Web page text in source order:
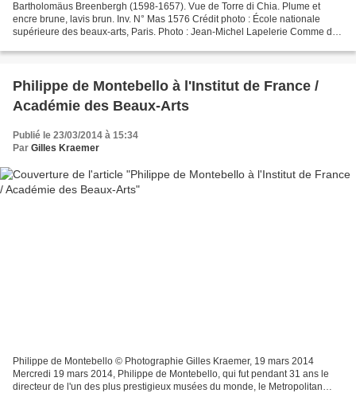
Bartholomäus Breenbergh (1598-1657). Vue de Torre di Chia. Plume et
encre brune, lavis brun. Inv. N° Mas 1576 Crédit photo : École nationale
supérieure des beaux-arts, Paris. Photo : Jean-Michel Lapelerie Comme des
Philippe de Montebello à l'Institut de France /
Académie des Beaux-Arts
Publié le 23/03/2014 à 15:34
Par Gilles Kraemer
Philippe de Montebello © Photographie Gilles Kraemer, 19 mars 2014
Mercredi 19 mars 2014, Philippe de Montebello, qui fut pendant 31 ans le
directeur de l'un des plus prestigieux musées du monde, le Metropolitan